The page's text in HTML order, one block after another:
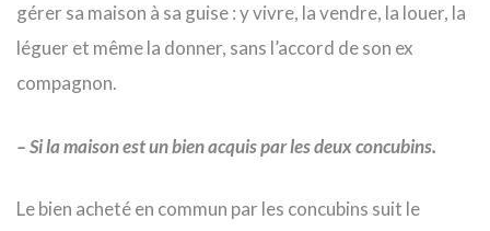
gérer sa maison à sa guise : y vivre, la vendre, la louer, la
léguer et même la donner, sans l’accord de son ex
compagnon.
– Si la maison est un bien acquis par les deux concubins.
Le bien acheté en commun par les concubins suit le